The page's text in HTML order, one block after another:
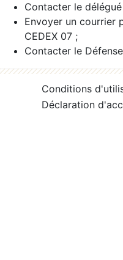
Contacter le
Envoyer un courrier
CEDEX 07 ;
Contacter le
Conditions
Déclaration